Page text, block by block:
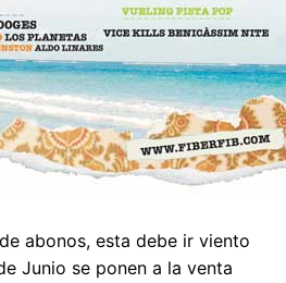
abonos, esta debe ir viento
Junio se ponen a la venta